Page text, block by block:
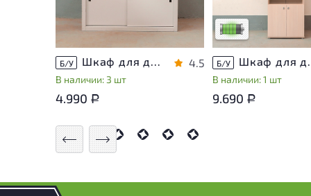
Б/У Шкаф для документов Металл
В наличии: 3 шт
4.5
4.990 Р
использования
Низкая степень
Б/У Шкаф для
В наличии: 1 шт
9.690 Р